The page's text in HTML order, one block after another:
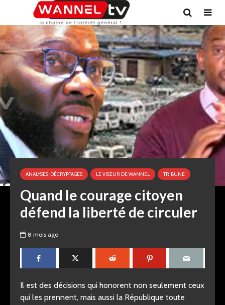
ANALYSES-DÉCRYPTAGES LE VISEUR DE WANNEL TRIBUNE
Quand le courage citoyen
défend la liberté de circuler
8 mois ago
Il est des décisions qui honorent non seulement ceux
qui les prennent, mais aussi la République toute